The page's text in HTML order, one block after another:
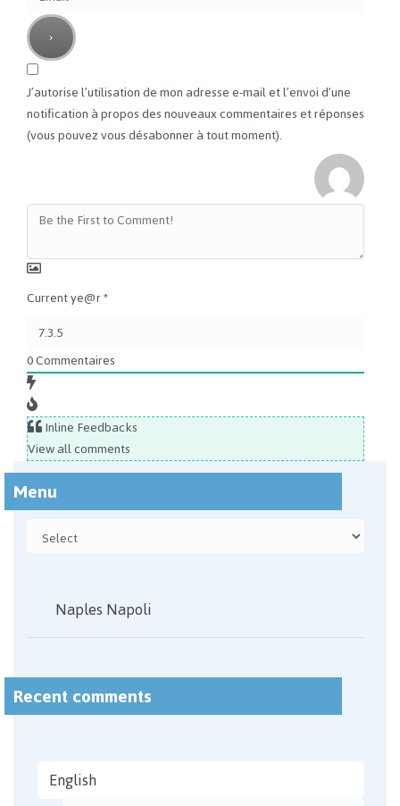
J’autorise l’utilisation de mon adresse e-mail et l’envoi d’une
notification à propos des nouveaux commentaires et réponses
(vous pouvez vous désabonner à tout moment).
Current ye@r*
0Commentaires
Inline Feedbacks
View all comments
Menu
Naples Napoli
Recent comments
English